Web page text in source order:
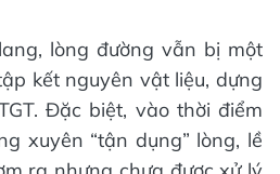
lòng đường vẫn bị một
kết nguyên vật liệu, dựng
Đặc biệt, vào thời điểm
xuyên “tận dụng” lòng, lề